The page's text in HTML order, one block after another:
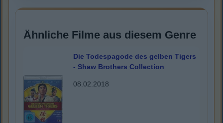
Ähnliche Filme aus diesem Genre
Die Todespagode des gelben Tigers
- Shaw Brothers Collection
08.02.2018